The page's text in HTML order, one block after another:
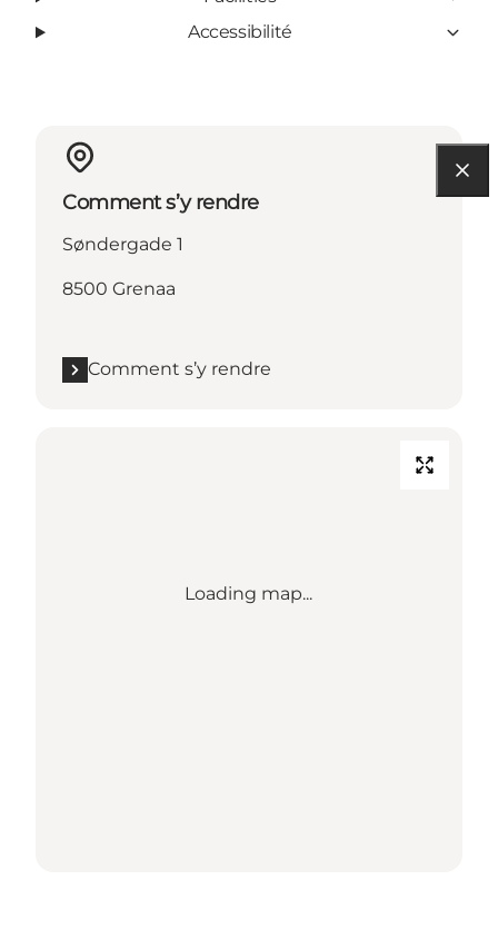
Accessibilité
Comment s’y rendre
Søndergade 1
8500 Grenaa
Comment s’y rendre
Loading map...